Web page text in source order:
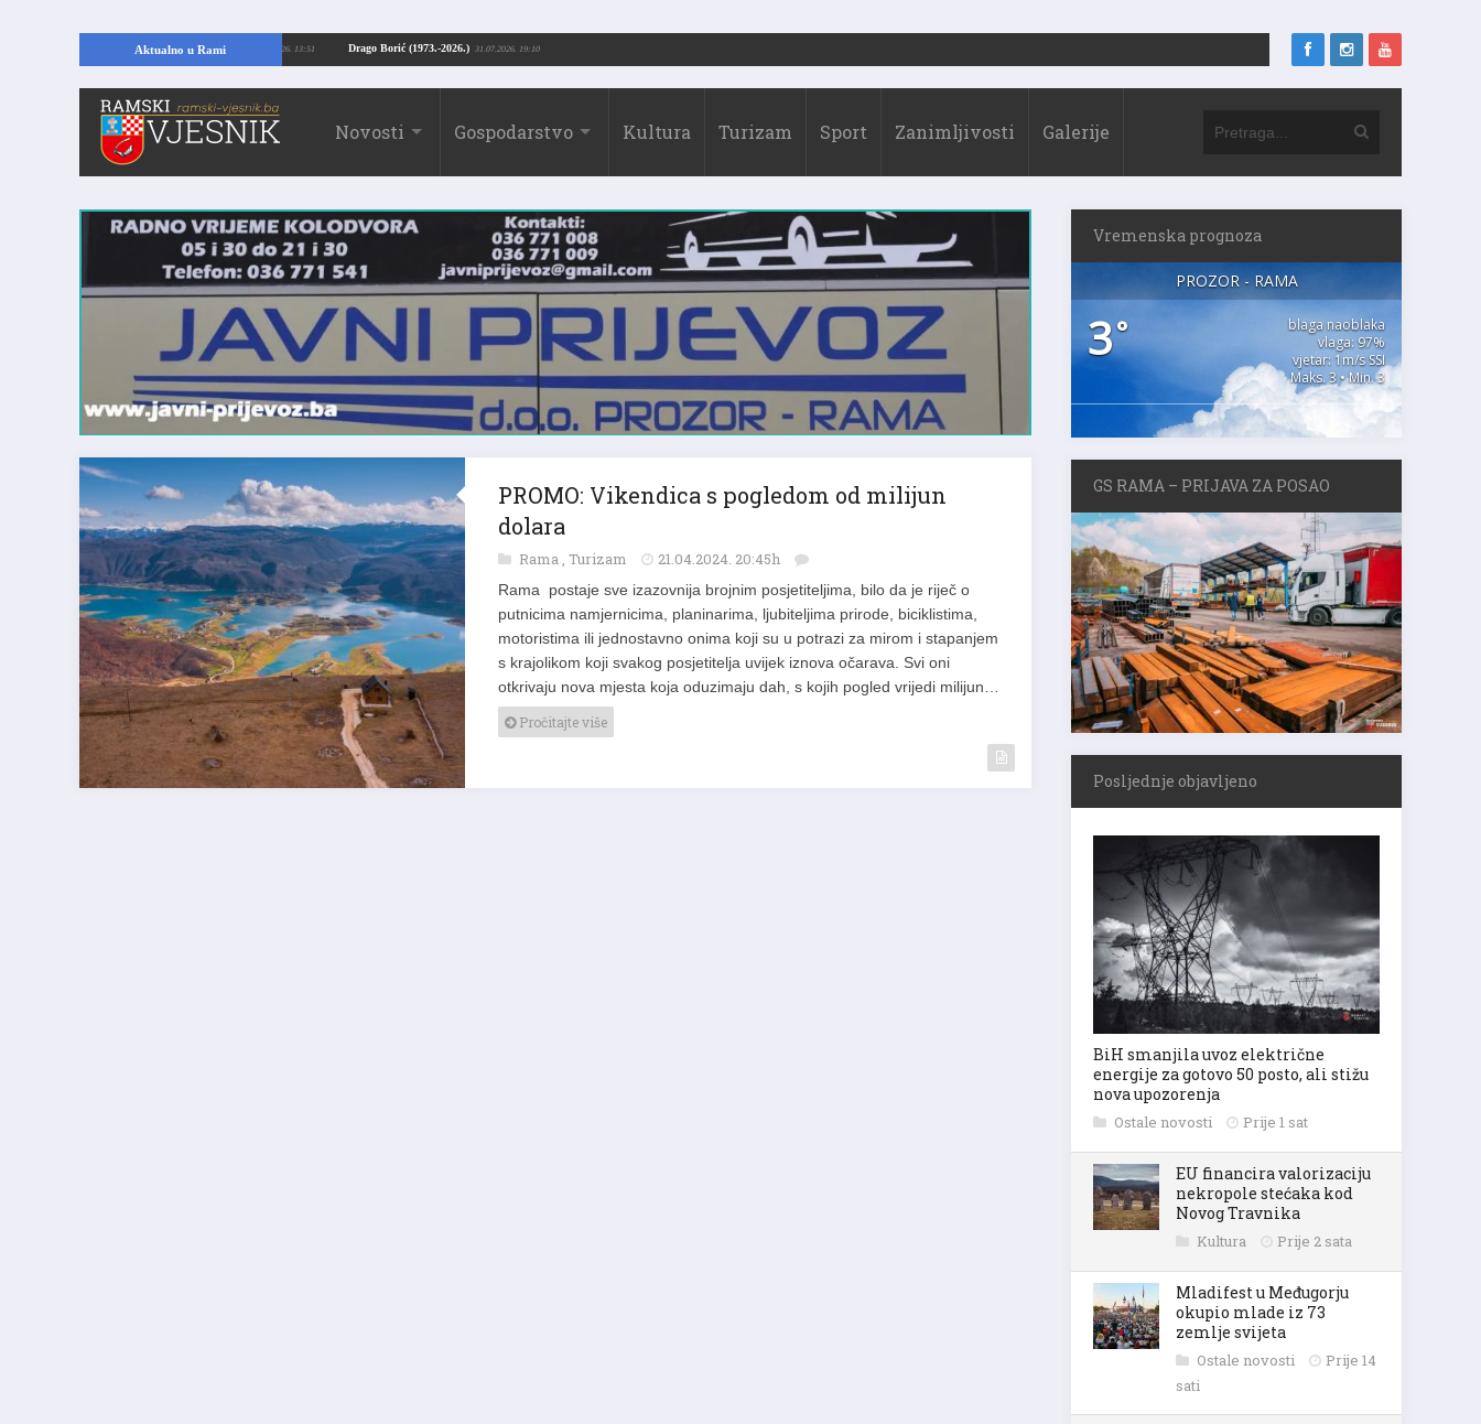
Aktualno u Rami Drago Borić (1973.-2026.) 31.07.2026. 19:10
temelje kuće, pronašao vrijedne arheološke ostatke 24.07.2026. 13:51
Novosti Gospodarstvo Kultura Turizam Sport Zanimljivosti Galerije
PROMO: Vikendica s pogledom od milijun
dolara
putnicima namjernicima, planinarima, ljubiteljima prirode, biciklistima,
motoristima ili jednostavno onima koji su u potrazi za mirom i stapanjem
s krajolikom koji svakog posjetitelja uvijek iznova očarava. Svi oni
otkrivaju nova mjesta koja oduzimaju dah, s kojih pogled vrijedi milijun…
Pročitajte više
Vremenska prognoza
PROZOR - RAMA
3°
blaga naoblaka
vlaga: 97%
vjetar: 1m/s SSI
Maks. 3 • Min. 3
GS RAMA – PRIJAVA ZA POSAO
Posljednje objavljeno
BiH smanjila uvoz električne
energije za gotovo 50 posto, ali stižu
nova upozorenja
Ostale novosti Prije 1 sat
EU financira valorizaciju
nekropole stećaka kod
Novog Travnika
Kultura Prije 2 sata
Mladifest u Međugorju
okupio mlade iz 73
zemlje svijeta
Ostale novosti
Prije 14
sati